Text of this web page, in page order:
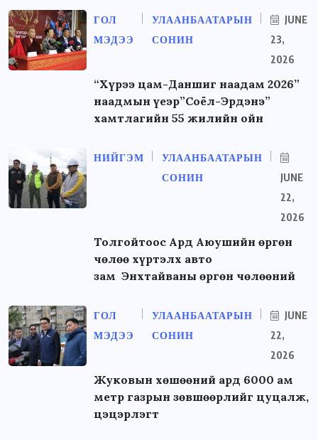
ГОЛ
МЭДЭЭ
УЛААНБААТАРЫН
СОНИН
JUNE
23,
2026
“Хүрээ цам-Даншиг наадам 2026”
наадмын үеэр”Соёл-Эрдэнэ”
хамтлагийн 55 жилийн ойн
НИЙГЭМ
УЛААНБААТАРЫН
СОНИН
JUNE
22,
2026
Толгойтоос Ард Аюушийн өргөн
чөлөө хүртэлх авто
зам Энхтайваны өргөн чөлөөний
ГОЛ
МЭДЭЭ
УЛААНБААТАРЫН
СОНИН
JUNE
22,
2026
Жуковын хөшөөний ард 6000 ам
метр газрын зөвшөөрлийг цуцалж,
цэцэрлэгт